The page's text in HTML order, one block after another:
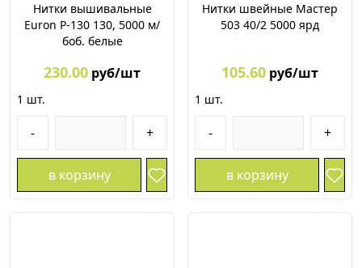
Нитки вышивальные
Euron P-130 130, 5000 м/
боб. белые
230.00 руб/шт
1 шт.
- +
в корзину
Нитки швейные Мастер
503 40/2 5000 ярд
105.60 руб/шт
1 шт.
- +
в корзину